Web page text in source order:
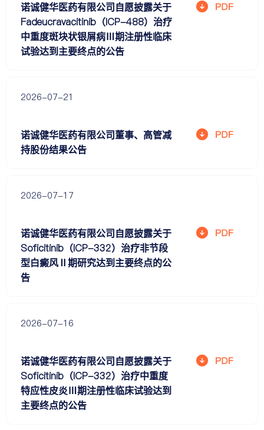
诺诚健华医药有限公司自愿披露关于
Fadeucravacitinib（ICP-488）治疗
中重度斑块状银屑病Ⅲ期注册性临床
试验达到主要终点的公告
2026-07-21
诺诚健华医药有限公司董事、高管减
持股份结果公告
2026-07-17
诺诚健华医药有限公司自愿披露关于
Soficitinib（ICP-332）治疗非节段
型白癜风Ⅱ期研究达到主要终点的公
告
2026-07-16
诺诚健华医药有限公司自愿披露关于
Soficitinib（ICP-332）治疗中重度
特应性皮炎Ⅲ期注册性临床试验达到
主要终点的公告